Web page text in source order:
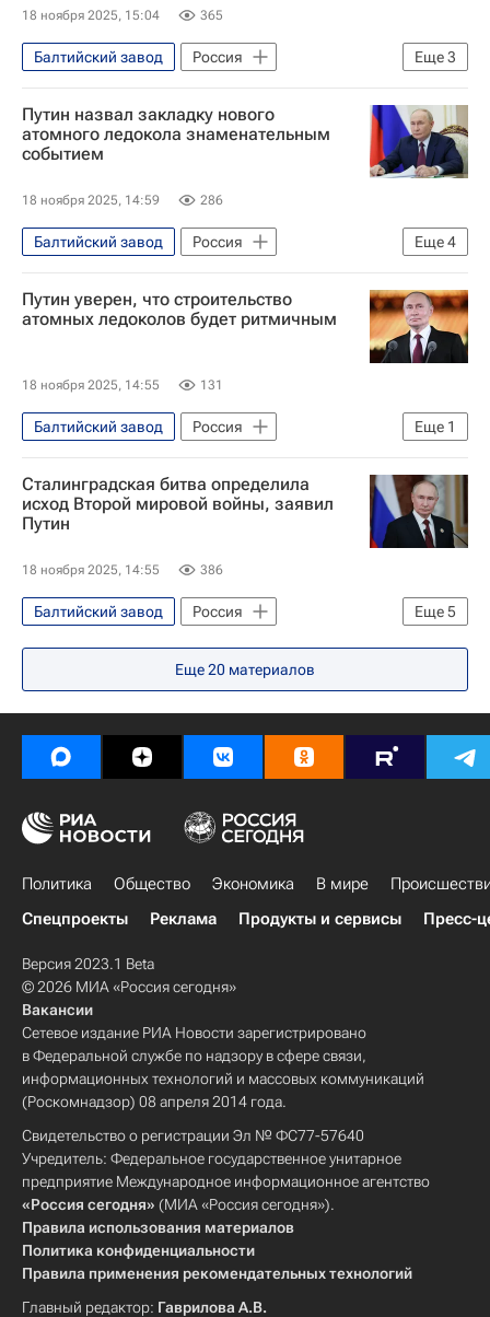
18 ноября 2025, 15:04 365
Еще3
Балтийский завод
Россия
Санкт-Петербург
Алексей Лихачев
Путин назвал закладку нового
атомного ледокола знаменательным
событием
18 ноября 2025, 14:59 286
Еще4
Балтийский завод
Россия
Санкт-Петербург
Владимир Путин
Алексей Лихачев
Путин уверен, что строительство
атомных ледоколов будет ритмичным
18 ноября 2025, 14:55 131
Еще 1
Балтийский завод
Россия
Владимир Путин
Сталинградская битва определила
исход Второй мировой войны, заявил
Путин
18 ноября 2025, 14:55 386
Еще5
Балтийский завод
Россия
Санкт-Петербург
Сталинград
Алексей Лихачев
Государственная корпорация по атомной энергии "Росатом"
Еще20 материалов
Политика Общество Экономика В мире
Спецпроекты
Реклама Продукты и сервисы Пресс-
Версия 2023.1 Beta
© 2026 МИА «Россия сегодня»
Вакансии
Сетевое издание РИА Новости зарегистрировано
в Федеральной службе по надзору в сфере связи,
информационных технологий и массовых коммуникаций
(Роскомнадзор) 08 апреля 2014 года.
Свидетельство о регистрации Эл № ФС77-57640
Учредитель: Федеральное государственное унитарное
предприятие Международное информационное агентство
«Россия сегодня» (МИА «Россия сегодня»).
Правила использования материалов
Политика конфиденциальности
Правила применения рекомендательных технологий
Главный редактор: Гаврилова А.В.